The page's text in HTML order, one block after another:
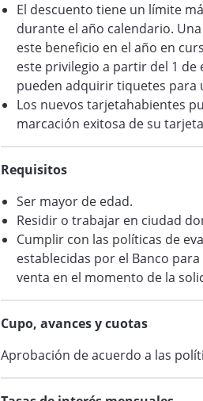
El descuento tiene un límite
durante el año calendario.
este beneficio en el año en
este privilegio a partir del 1
pueden adquirir tiquetes para
Los nuevos tarjetahabientes
marcación exitosa de su
Requisitos
Ser mayor de edad.
Residir o trabajar en ciudad
Cumplir con las políticas de
establecidas por el Banco
venta en el momento de la
Cupo, avances y cuotas
Aprobación de acuerdo a las